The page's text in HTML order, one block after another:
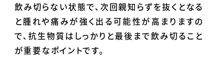
飲み切らない状態で、次回親知らずを抜くとなる
と腫れや痛みが強く出る可能性が高まりますの
で、抗生物質はしっかりと最後まで飲み切ること
が重要なポイントです。